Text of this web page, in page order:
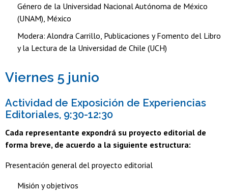
Género de la Universidad Nacional Autónoma de México
(UNAM), México
Modera: Alondra Carrillo, Publicaciones y Fomento del Libro
y la Lectura de la Universidad de Chile (UCH)
Viernes 5 junio
Actividad de Exposición de Experiencias
Editoriales, 9:30-12:30
Cada representante expondrá su proyecto editorial de
forma breve, de acuerdo a la siguiente estructura:
Presentación general del proyecto editorial
Misión y objetivos